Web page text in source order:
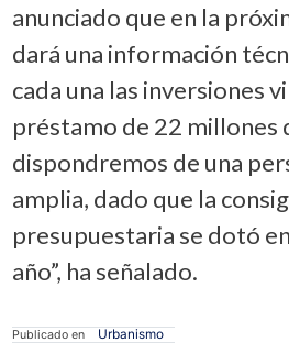
anunciado que en la
dará una información
cada una las inversiones
préstamo de 22 millones
dispondremos de una
amplia, dado que la
presupuestaria se dotó
año”, ha señalado.
Publicado en Urbanismo